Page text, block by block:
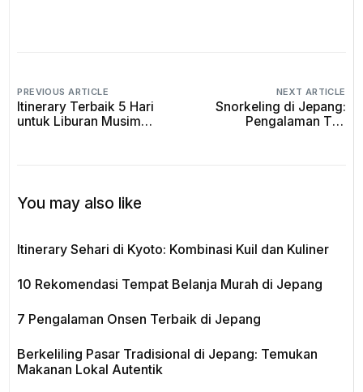
PREVIOUS ARTICLE
Itinerary Terbaik 5 Hari
untuk Liburan Musim
NEXT ARTICLE
Snorkeling di Jepang:
Pengalaman Tak
You may also like
Itinerary Sehari di Kyoto: Kombinasi Kuil dan Kuliner
10 Rekomendasi Tempat Belanja Murah di Jepang
7 Pengalaman Onsen Terbaik di Jepang
Berkeliling Pasar Tradisional di Jepang: Temukan
Makanan Lokal Autentik